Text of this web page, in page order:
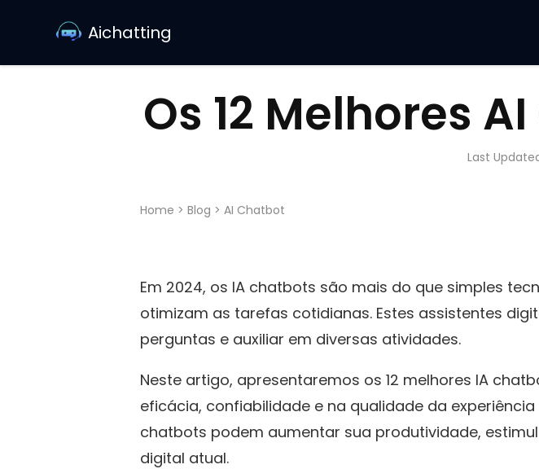
Aichatting
Os 12 Melhores
Last
Home > Blog > AI Chatbot
Em 2024, os IA chatbots são mais do que simples
otimizam as tarefas cotidianas. Estes assistentes
perguntas e auxiliar em diversas atividades.
Neste artigo, apresentaremos os 12 melhores IA
eficácia, confiabilidade e na qualidade da
chatbots podem aumentar sua produtividade,
digital atual.